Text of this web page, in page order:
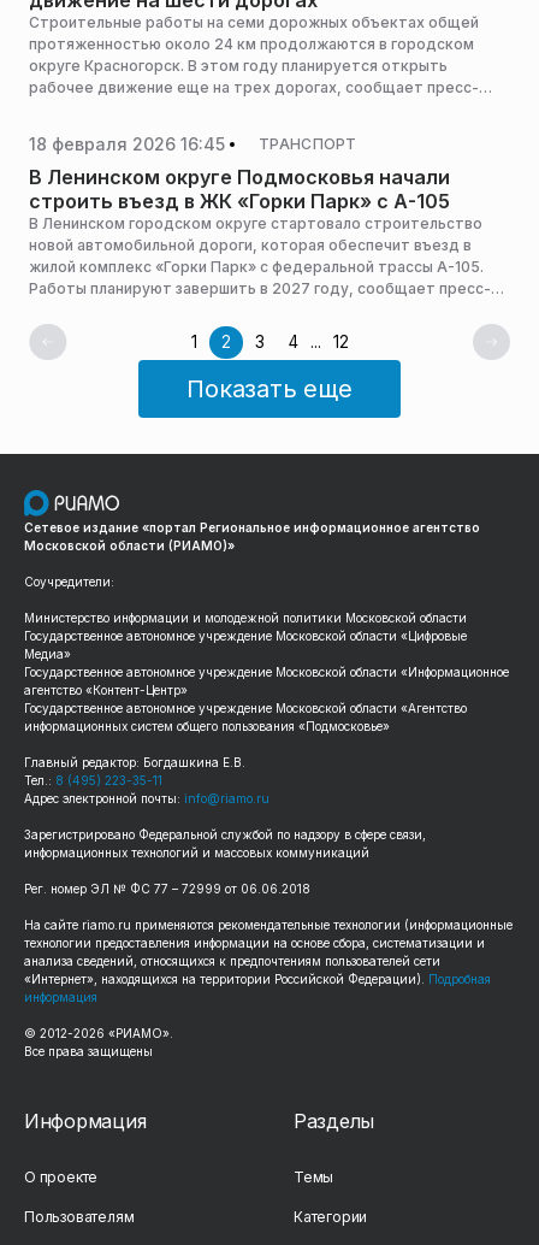
Строительные работы на семи дорожных объектах общей
протяженностью около 24 км продолжаются в городском
округе Красногорск. В этом году планируется открыть
рабочее движение еще на трех дорогах, сообщает пресс-
18 февраля 2026 16:45 ТРАНСПОРТ
В Ленинском округе Подмосковья начали
строить въезд в ЖК «Горки Парк» с А-105
В Ленинском городском округе стартовало строительство
новой автомобильной дороги, которая обеспечит въезд в
жилой комплекс «Горки Парк» с федеральной трассы А-105.
Работы планируют завершить в 2027 году, сообщает пресс-
инфраструктуры Московской области.
1 2 3 4 ... 12
Показать еще
Сетевое издание «портал Региональное информационное агентство
Московской области (РИАМО)»
Соучредители:
Министерство информации и молодежной политики Московской области
Государственное автономное учреждение Московской области «Цифровые
Медиа»
Государственное автономное учреждение Московской области «Информационное
агентство «Контент-Центр»
Государственное автономное учреждение Московской области «Агентство
информационных систем общего пользования «Подмосковье»
Главный редактор: Богдашкина Е.В.
Тел.: 8 (495) 223-35-11
Адрес электронной почты: info@riamo.ru
Зарегистрировано Федеральной службой по надзору в сфере связи,
информационных технологий и массовых коммуникаций
Рег. номер ЭЛ № ФС 77 – 72999 от 06.06.2018
На сайте riamo.ru применяются рекомендательные технологии (информационные
технологии предоставления информации на основе сбора, систематизации и
анализа сведений, относящихся к предпочтениям пользователей сети
«Интернет», находящихся на территории Российской Федерации). Подробная
информация
© 2012-2026 «РИАМО».
Все права защищены
Информация
О проекте
Пользователям
Разделы
Темы
Категории